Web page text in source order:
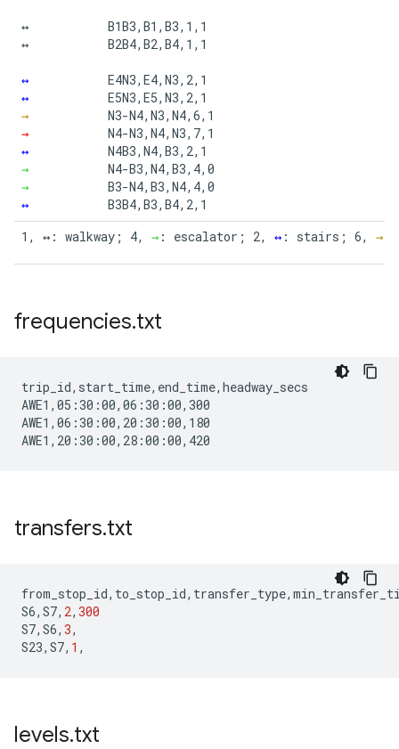
↔
↔
↔
↔
→
→
↔
→
→
↔
B1B3,B1,B3,1,1
B2B4,B2,B4,1,1
E4N3,E4,N3,2,1
E5N3,E5,N3,2,1
N3-N4,N3,N4,6,1
N4-N3,N4,N3,7,1
N4B3,N4,B3,2,1
N4-B3,N4,B3,4,0
B3-N4,B3,N4,4,0
B3B4,B3,B4,2,1
1, ↔: walkway; 4, → : escalator; 2, ↔ : stairs; 6, →
frequencies.txt
trip_id,start_time,end_time,headway_secs
AWE1,05:30:00,06:30:00,300
AWE1,06:30:00,20:30:00,180
transfers.txt
from_stop_id, to_stop_id, transfer_type,
S6, S7, 2, 300
S7, S6, 3,
S23, S7, 1 ,
levels.txt